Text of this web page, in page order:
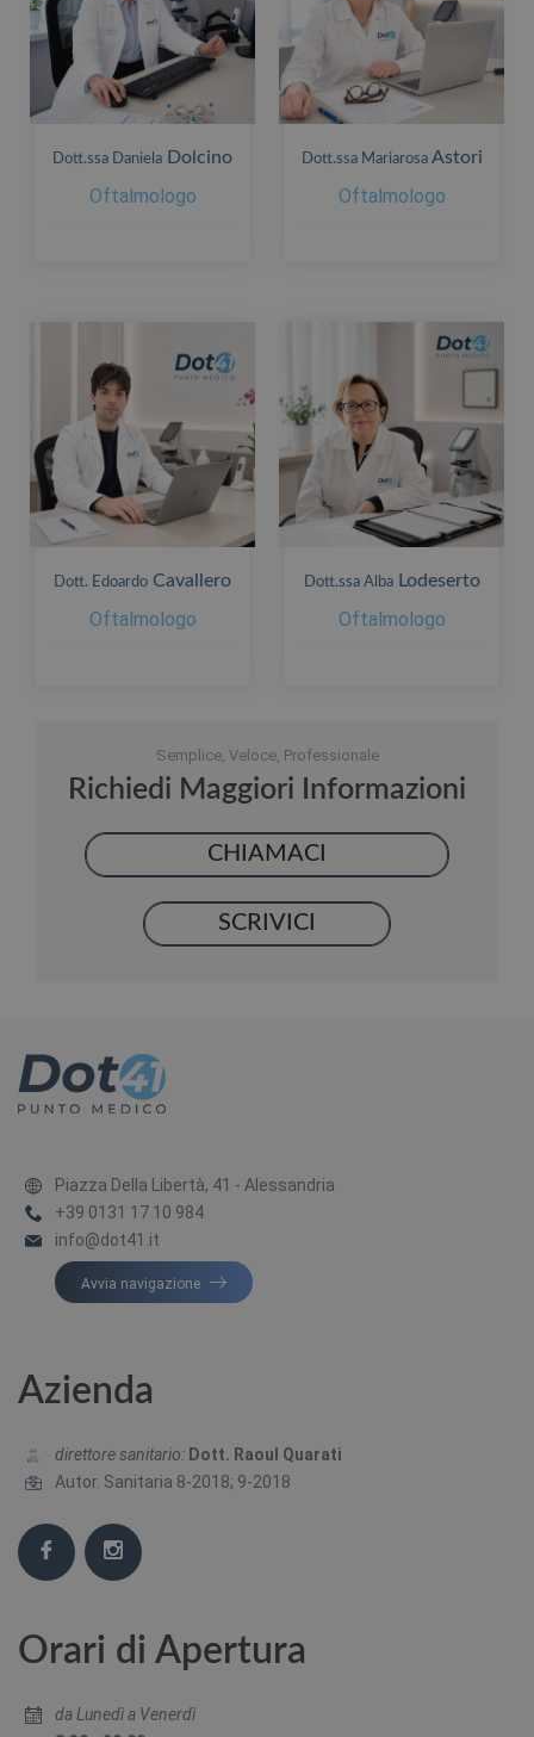
Dott.ssa Daniela Dolcino
Oftalmologo
Dott.ssa MariarosaAstori
Oftalmologo
Dott. Edoardo Cavallero
Oftalmologo
Dott.ssa AlbaLodeserto
Oftalmologo
Semplice, Veloce, Professionale
Richiedi Maggiori Informazioni
CHIAMACI
SCRIVICI
Piazza Della Libertà, 41 - Alessandria
+39 0131 17 10 984
info@dot41.it
Avvia navigazione
Azienda
direttore sanitario: Dott. Raoul Quarati
Autor. Sanitaria 8-2018; 9-2018
Orari di Apertura
da Lunedì a Venerdì